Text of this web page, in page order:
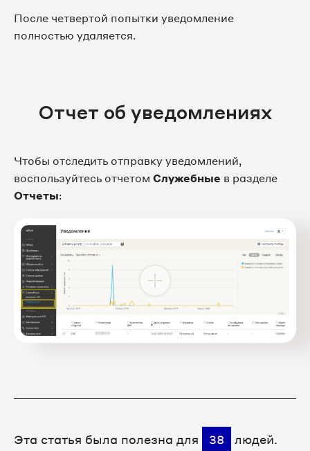
После четвертой попытки уведомление
полностью удаляется.
Отчет об уведомлениях
Чтобы отследить отправку уведомлений,
воспользуйтесь отчетом Служебные в разделе
Отчеты:
Эта статья была полезна для 38
людей.